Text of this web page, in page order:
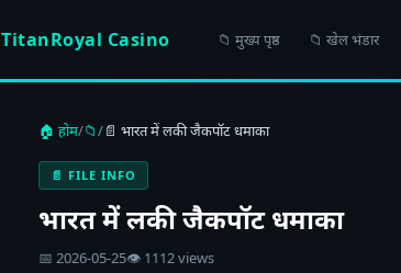
TitanRoyal Casino 📁 मुख्य पृष्ठ 📁 खेल भंडार
🏠 होम/📁/📄 भारत में लकी जैकपॉट धमाका
📄 FILE INFO
भारत में लकी जैकपॉट धमाका
📅 2026-05-25👁 1112 views